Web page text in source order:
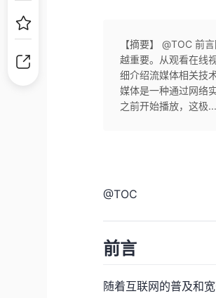
【摘要】 @TOC 前
越重要。从观看在线
细介绍流媒体相关技
媒体是一种通过网络
之前开始播放，这极...
@TOC
前言
随着互联网的普及和